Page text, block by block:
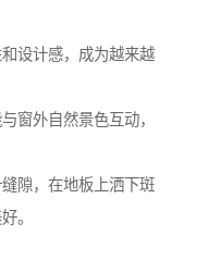
设计感，成为越来越
窗外自然景色互动，
隙，在地板上洒下斑
。